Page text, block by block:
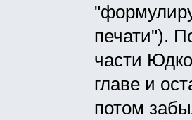
печати").
части
главе и
потом